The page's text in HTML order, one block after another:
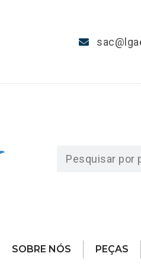
SOBRE NÓS PEÇAS